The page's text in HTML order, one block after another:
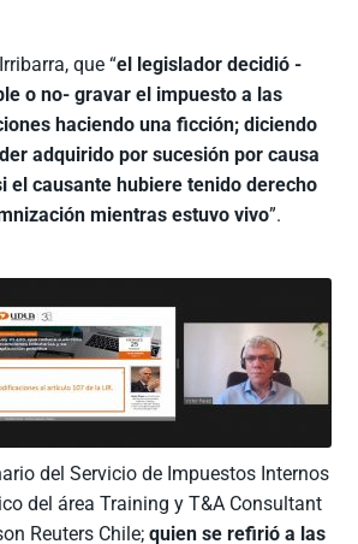
que “el legislador decidió -
o no- gravar el impuesto a las
haciendo una ficción; diciendo
adquirido por sucesión por causa
el causante hubiere tenido derecho
mientras estuvo vivo”.
del Servicio de Impuestos Internos
del área Training y T&A Consultant
Reuters Chile;quien se refirió a las